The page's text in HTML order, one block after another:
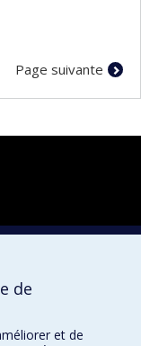
Page suivante
de
et de